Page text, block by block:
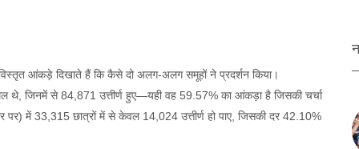
आंकड़े दिखाते हैं कि कैसे दो अलग-अलग समूहों ने प्रदर्शन किया।
थे, जिनमें से 84,871 उत्तीर्ण हुए—यही वह 59.57% का आंकड़ा है जिसकी चर्चा
पर) में 33,315 छात्रों में से केवल 14,024 उत्तीर्ण हो पाए, जिसकी दर 42.10%